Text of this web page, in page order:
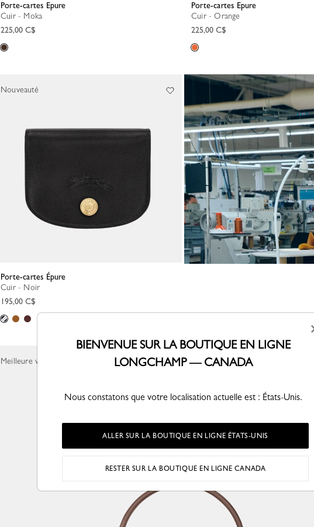
Porte-cartes Epure
Cuir - Moka
225,00 C$
Porte-cartes Epure
Cuir - Orange
225,00 C$
Porte-cartes Épure
Cuir - Noir
195,00 C$
Nouveauté
Meilleure vente
BIENVENUE SUR LA BOUTIQUE EN LIGNE
LONGCHAMP — CANADA
Nous constatons que votre localisation actuelle est : États-Unis.
ALLER SUR LA BOUTIQUE EN LIGNE ÉTATS-UNIS
RESTER SUR LA BOUTIQUE EN LIGNE CANADA